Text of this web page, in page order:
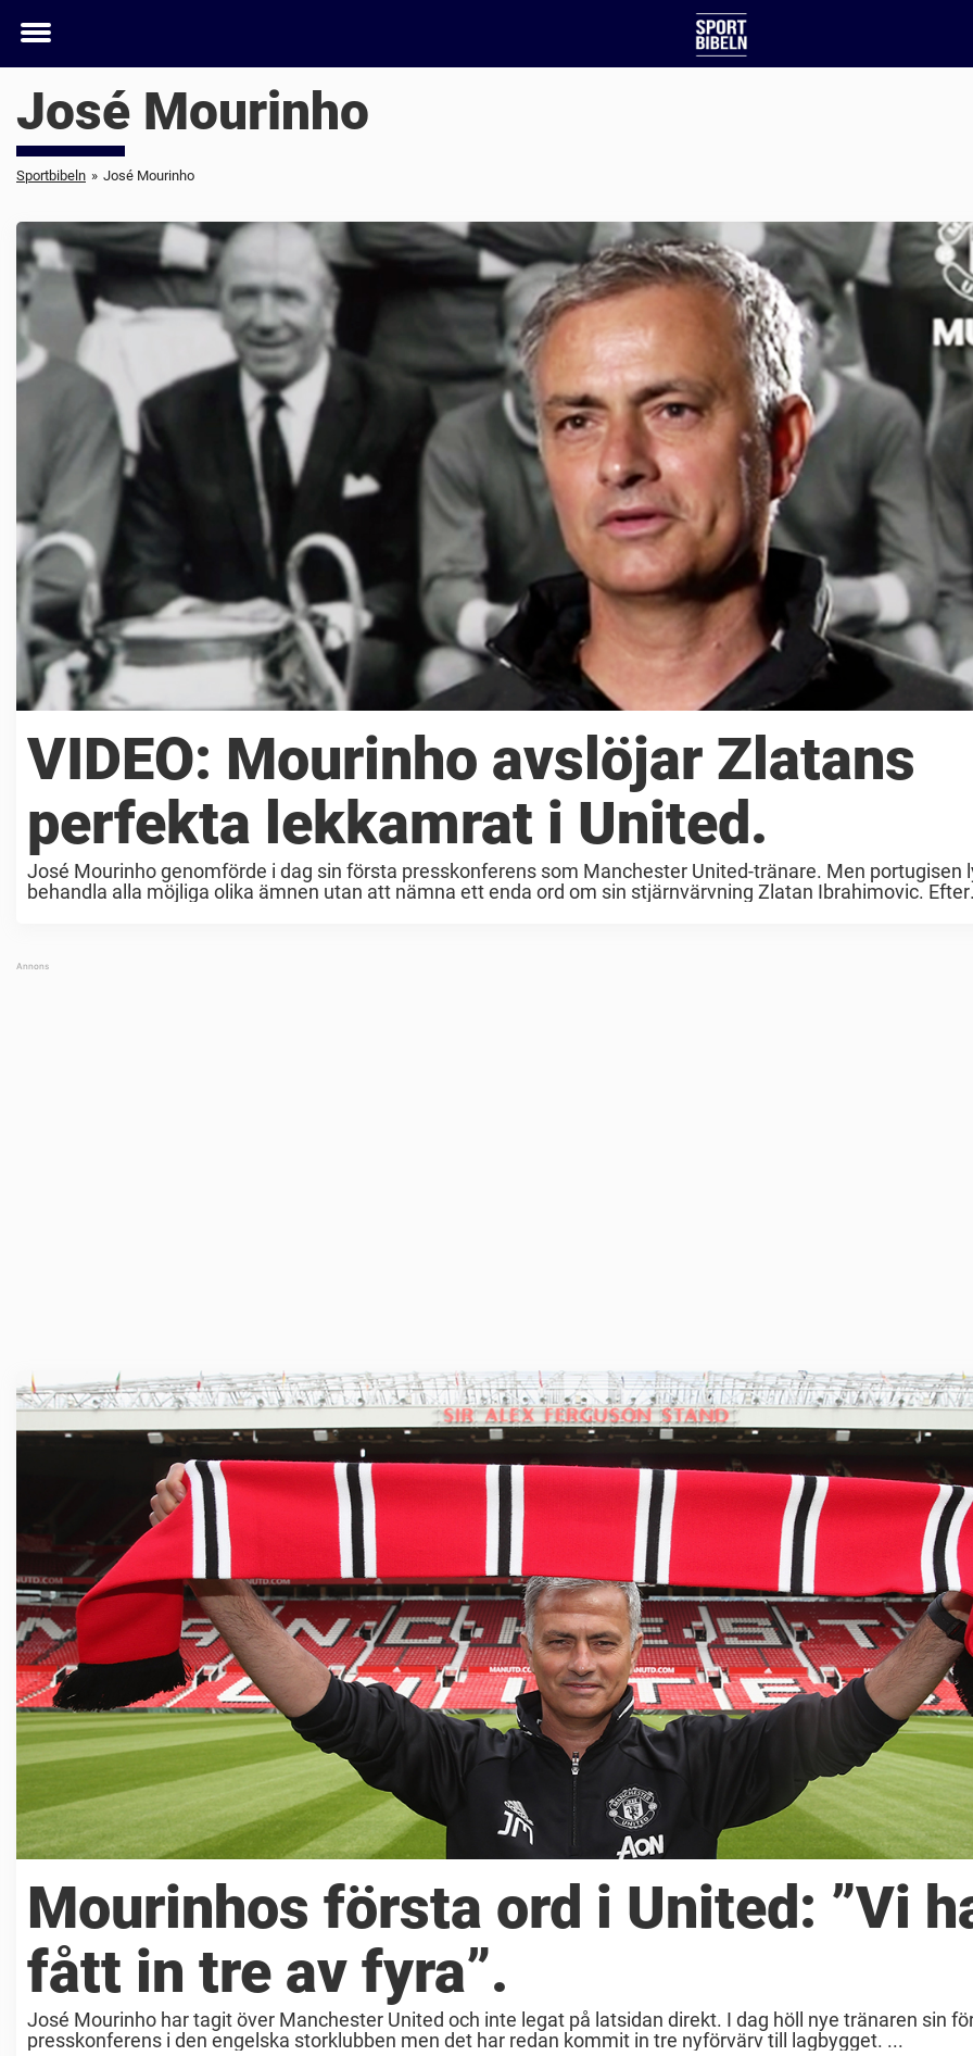
Toggle
José Mourinho
Sportbibeln » José Mourinho
VIDEO: Mourinho avslöjar Zlatans
perfekta lekkamrat i United.
José Mourinho genomförde i dag sin första presskonferens som Manchester United-tränare. Men portugisen
behandla alla möjliga olika ämnen utan att nämna ett enda ord om sin stjärnvärvning Zlatan Ibrahimovic. Efter
Mourinhos första ord i United: ”Vi
fått in tre av fyra”.
José Mourinho har tagit över Manchester United och inte legat på latsidan direkt. I dag höll nye tränaren sin
presskonferens i den engelska storklubben men det har redan kommit in tre nyförvärv till lagbygget. ...